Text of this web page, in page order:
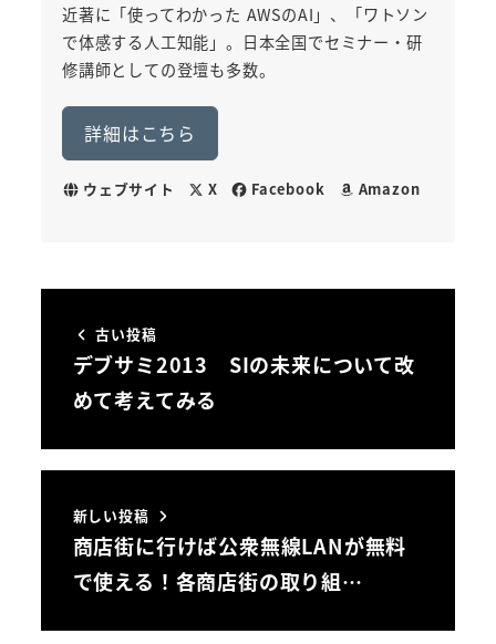
近著に「使ってわかった AWSのAI」、「ワトソン
で体感する人工知能」。日本全国でセミナー・研
修講師としての登壇も多数。
詳細はこちら
ウェブサイト X Facebook Amazon
古い投稿
デブサミ2013 SIの未来について改
めて考えてみる
新しい投稿
商店街に行けば公衆無線LANが無料
で使える！各商店街の取り組…